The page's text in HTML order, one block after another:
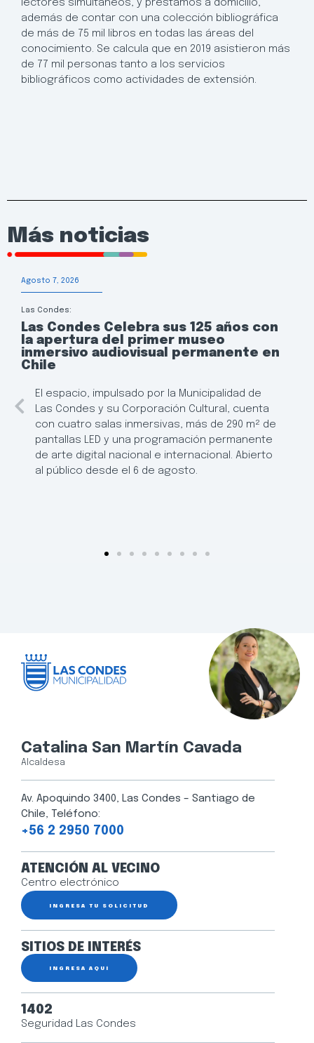
lectores simultáneos, y préstamos a domicilio,
además de contar con una colección bibliográfica
de más de 75 mil libros en todas las áreas del
conocimiento. Se calcula que en 2019 asistieron más
de 77 mil personas tanto a los servicios
bibliográficos como actividades de extensión.
Más noticias
Agosto 7, 2026
Las Condes:
Las Condes Celebra sus 125 años con
la apertura del primer museo
inmersivo audiovisual permanente en
Chile
El espacio, impulsado por la Municipalidad de
Las Condes y su Corporación Cultural, cuenta
con cuatro salas inmersivas, más de 290 m² de
pantallas LED y una programación permanente
de arte digital nacional e internacional. Abierto
al público desde el 6 de agosto.
Catalina San Martín Cavada
Alcaldesa
Av. Apoquindo 3400, Las Condes – Santiago de
Chile, Teléfono:
+56 2 2950 7000
ATENCIÓN AL VECINO
Centro electrónico
INGRESA TU SOLICITUD
SITIOS DE INTERÉS
INGRESA AQUÍ
1402
Seguridad Las Condes